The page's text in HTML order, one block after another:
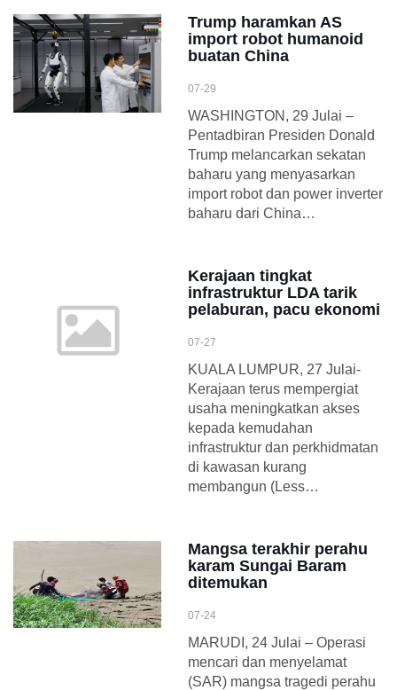
Trump haramkan AS
import robot humanoid
buatan China
07-29
WASHINGTON, 29 Julai –
Pentadbiran Presiden Donald
Trump melancarkan sekatan
baharu yang menyasarkan
import robot dan power inverter
baharu dari China…
Kerajaan tingkat
infrastruktur LDA tarik
pelaburan, pacu ekonomi
07-27
KUALA LUMPUR, 27 Julai-
Kerajaan terus mempergiat
usaha meningkatkan akses
kepada kemudahan
infrastruktur dan perkhidmatan
di kawasan kurang
membangun (Less…
Mangsa terakhir perahu
karam Sungai Baram
ditemukan
07-24
MARUDI, 24 Julai – Operasi
mencari dan menyelamat
(SAR) mangsa tragedi perahu